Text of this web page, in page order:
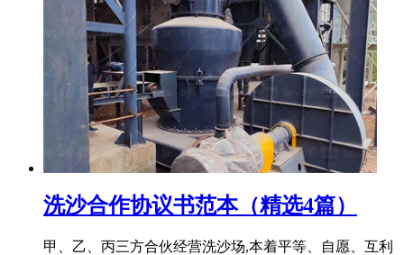
洗沙合作协议书范本（精选4篇）
甲、乙、丙三方合伙经营洗沙场,本着平等、自愿、互利